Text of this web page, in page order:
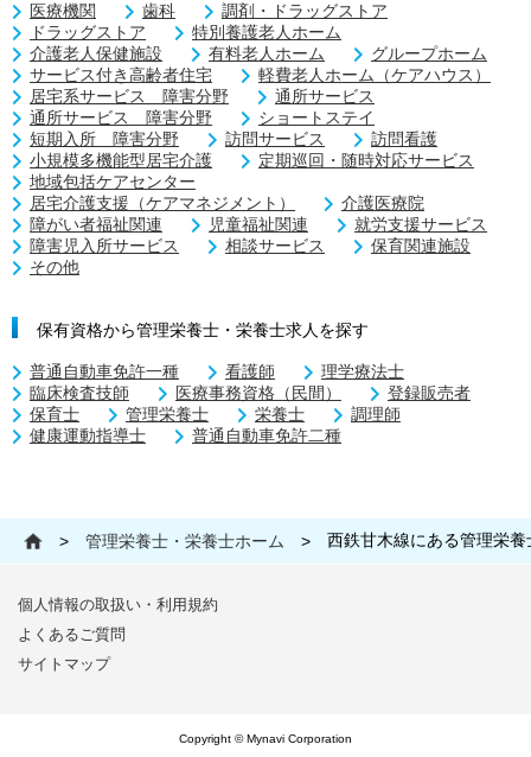
医療機関 歯科
調剤・ドラッグストア
ドラッグストア
特別養護老人ホーム
介護老人保健施設
有料老人ホーム
グループホーム
サービス付き高齢者住宅
軽費老人ホーム（ケアハウス）
居宅系サービス 障害分野
通所サービス
通所サービス 障害分野
ショートステイ
短期入所 障害分野
訪問サービス
訪問看護
小規模多機能型居宅介護
定期巡回・随時対応サービス
地域包括ケアセンター
居宅介護支援（ケアマネジメント）
介護医療院
障がい者福祉関連
児童福祉関連
就労支援サービス
障害児入所サービス
相談サービス
保育関連施設
その他
保有資格から管理栄養士・栄養士求人を探す
普通自動車免許一種 看護師
理学療法士
臨床検査技師
医療事務資格（民間）
登録販売者
保育士
管理栄養士 栄養士
調理師
健康運動指導士
普通自動車免許二種
> 管理栄養士・栄養士ホーム > 西鉄甘木線にある管理栄
個人情報の取扱い・利用規約
よくあるご質問
サイトマップ
Copyright © Mynavi Corporation